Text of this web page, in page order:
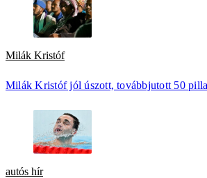
Milák Kristóf
Milák Kristóf jól úszott, továbbjutott 50
autós hír